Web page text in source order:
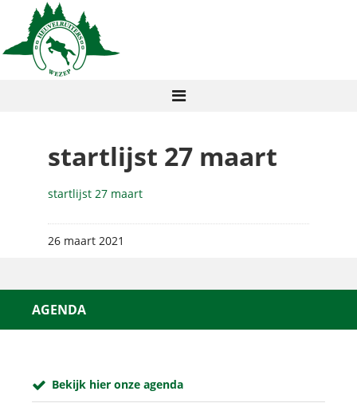
startlijst 27 maart
startlijst 27 maart
26 maart 2021
AGENDA
Bekijk hier onze agenda